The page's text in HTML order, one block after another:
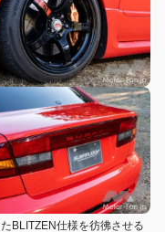
BLITZEN仕様を彷彿させる